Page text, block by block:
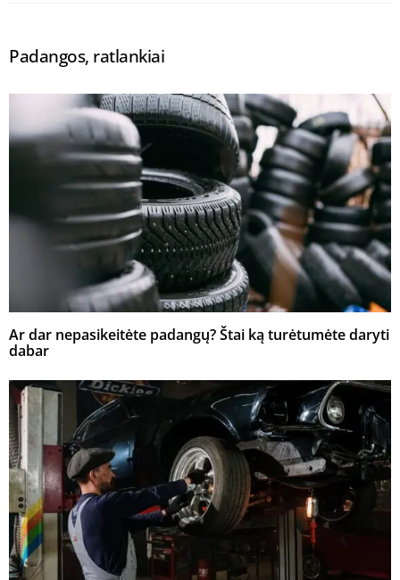
Padangos, ratlankiai
Ar dar nepasikeitėte padangų? Štai ką turėtumėte daryti
dabar